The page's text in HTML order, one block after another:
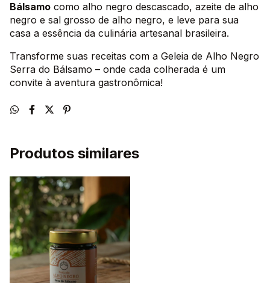
Bálsamo como alho negro descascado, azeite de alho
negro e sal grosso de alho negro, e leve para sua
casa a essência da culinária artesanal brasileira.
Transforme suas receitas com a Geleia de Alho Negro
Serra do Bálsamo – onde cada colherada é um
convite à aventura gastronômica!
Produtos similares